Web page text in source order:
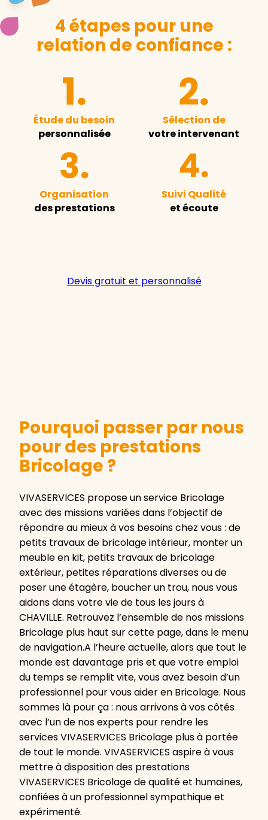
4 étapes pour une
relation de confiance :
Étude du besoin
personnalisée
Sélection de
votre intervenant
Organisation
des prestations
Suivi Qualité
et écoute
Devis gratuit et personnalisé
Pourquoi passer par nous
pour des prestations
Bricolage ?
VIVASERVICES propose un service Bricolage
avec des missions variées dans l’objectif de
répondre au mieux à vos besoins chez vous : de
petits travaux de bricolage intérieur, monter un
meuble en kit, petits travaux de bricolage
extérieur, petites réparations diverses ou de
poser une étagère, boucher un trou, nous vous
aidons dans votre vie de tous les jours à
CHAVILLE. Retrouvez l’ensemble de nos missions
Bricolage plus haut sur cette page, dans le menu
de navigation.A l’heure actuelle, alors que tout le
monde est davantage pris et que votre emploi
du temps se remplit vite, vous avez besoin d’un
professionnel pour vous aider en Bricolage. Nous
sommes là pour ça : nous arrivons à vos côtés
avec l’un de nos experts pour rendre les
services VIVASERVICES Bricolage plus à portée
de tout le monde. VIVASERVICES aspire à vous
mettre à disposition des prestations
VIVASERVICES Bricolage de qualité et humaines,
confiées à un professionnel sympathique et
expérimenté.